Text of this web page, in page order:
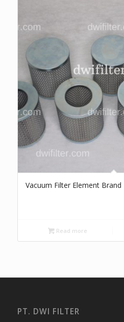
Vacuum Filter Element Brand
Read more
PT. DWI FILTER